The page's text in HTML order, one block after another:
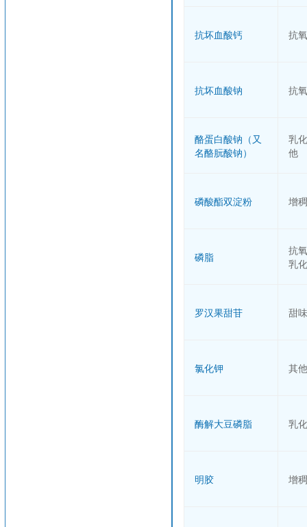
抗坏血酸钙 抗
抗坏血酸钠 抗
酪蛋白酸钠（又
名酪朊酸钠）
乳
他
磷酸酯双淀粉 增
磷脂
抗
乳
罗汉果甜苷 甜
氯化钾 其他
酶解大豆磷脂 乳
明胶 增